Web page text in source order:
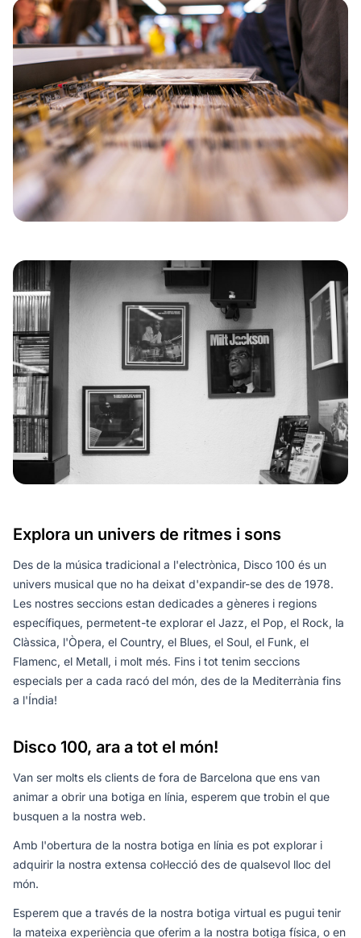
Explora un univers de ritmes i sons
Des de la música tradicional a l'electrònica, Disco 100 és un
univers musical que no ha deixat d'expandir-se des de 1978.
Les nostres seccions estan dedicades a gèneres i regions
específiques, permetent-te explorar el Jazz, el Pop, el Rock, la
Clàssica, l'Òpera, el Country, el Blues, el Soul, el Funk, el
Flamenc, el Metall, i molt més. Fins i tot tenim seccions
especials per a cada racó del món, des de la Mediterrània fins
a l'Índia!
Disco 100, ara a tot el món!
Van ser molts els clients de fora de Barcelona que ens van
animar a obrir una botiga en línia, esperem que trobin el que
busquen a la nostra web.
Amb l'obertura de la nostra botiga en línia es pot explorar i
adquirir la nostra extensa col·lecció des de qualsevol lloc del
món.
Esperem que a través de la nostra botiga virtual es pugui tenir
la mateixa experiència que oferim a la nostra botiga física, o en